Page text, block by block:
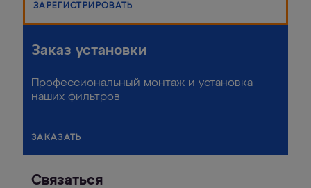
ЗАРЕГИСТРИРОВАТЬ
Заказ установки
Профессиональный монтаж и установка
наших фильтров
ЗАКАЗАТЬ
Связаться